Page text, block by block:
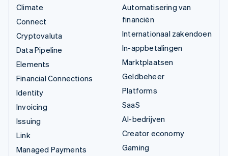
Climate
Connect
Cryptovaluta
Data Pipeline
Elements
Financial Connections
Identity
Invoicing
Issuing
Link
Managed Payments
Automatisering van
financiën
Internationaal zakendoen
In-appbetalingen
Marktplaatsen
Geldbeheer
Platforms
SaaS
AI-bedrijven
Creator economy
Gaming